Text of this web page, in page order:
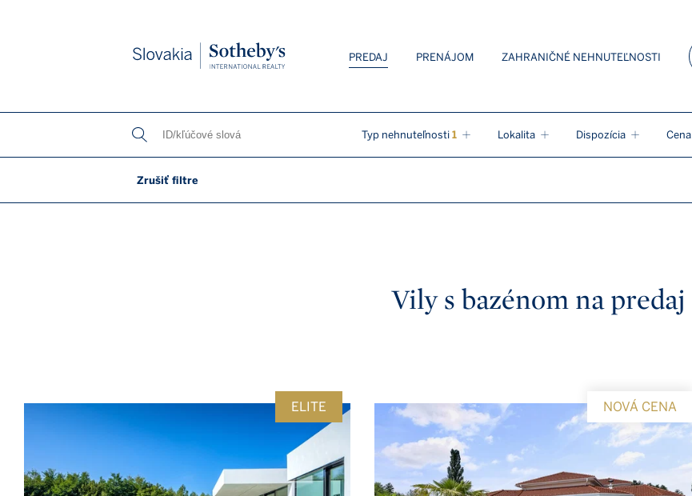
Slovakia Sotheby’s Int. Realty
PREDAJ PRENÁJOM ZAHRANIČNÉ NEHNUTEĽNOSTI
Typ nehnuteľnosti 1 Lokalita Dispozícia Cena
Zrušiť filtre
Vily s bazénom na predaj
ELITE NOVÁ CENA